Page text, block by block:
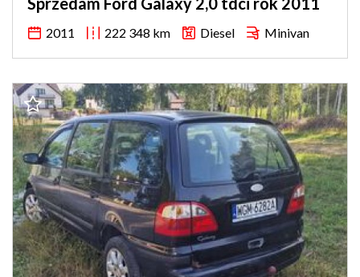
2011 222 348 km Diesel Minivan